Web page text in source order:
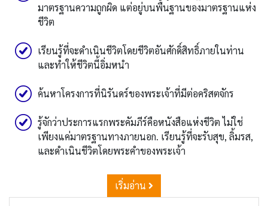
มาตรฐานความถูกผิด แต่อยู่บนพื้นฐานของมาตรฐานแห่ง
ชีวิต
เรียนรู้ที่จะดำเนินชีวิตโดยชีวิตอันศักดิ์สิทธิ์ภายในท่าน
และทำให้ชีวิตนี้อิ่มหนำ
ค้นหาโครงการที่นิรันดร์ของพระเจ้าที่มีต่อคริสตจักร
รู้จักว่าประการแรกพระคัมภีร์คือหนังสือแห่งชีวิต ไม่ใช่
เพียงแค่มาตรฐานทางภายนอก. เรียนรู้ที่จะรับสุข, ลิ้มรส,
และดำเนินชีวิตโดยพระคำของพระเจ้า
เริ่มอ่าน